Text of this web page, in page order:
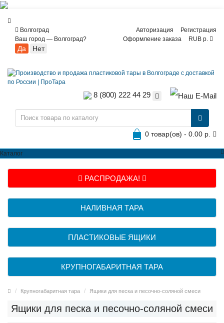
Волгоград
Ваш город — Волгоград?
Авторизация
Регистрация
Оформление заказа
RUB р.
8 (800) 222 44 29
0 товар(ов) - 0.00 р.
Каталог
РАСПРОДАЖА!
НАЛИВНАЯ ТАРА
ПЛАСТИКОВЫЕ ЯЩИКИ
КРУПНОГАБАРИТНАЯ ТАРА
Крупногабаритная тара Ящики для песка и песочно-соляной смеси
Ящики для песка и песочно-соляной смеси